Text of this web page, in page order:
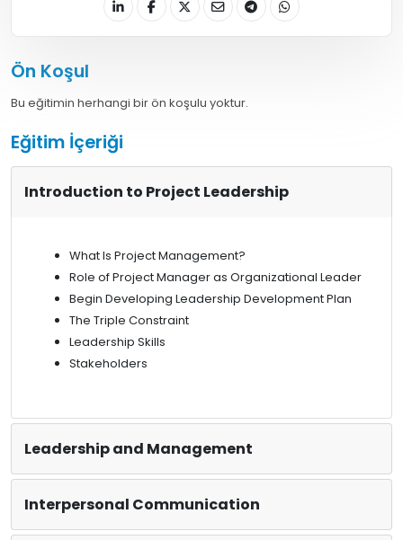
Ön Koşul
Bu eğitimin herhangi bir ön koşulu yoktur.
Eğitim İçeriği
Introduction to Project Leadership
What Is Project Management?
Role of Project Manager as Organizational Leader
Begin Developing Leadership Development Plan
The Triple Constraint
Leadership Skills
Stakeholders
Leadership and Management
Interpersonal Communication